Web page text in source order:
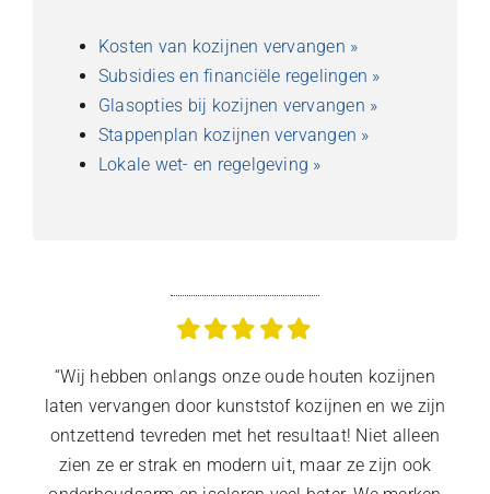
Kosten van kozijnen vervangen »
Subsidies en financiële regelingen »
Glasopties bij kozijnen vervangen »
Stappenplan kozijnen vervangen »
Lokale wet- en regelgeving »
“Wij hebben onlangs onze oude houten kozijnen
laten vervangen door kunststof kozijnen en we zijn
ontzettend tevreden met het resultaat! Niet alleen
zien ze er strak en modern uit, maar ze zijn ook